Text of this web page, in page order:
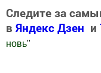
Следите за
в Яндекс Дзен и
новь"